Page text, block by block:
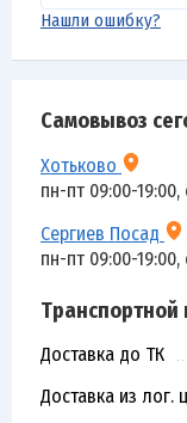
Самовывоз
Хотьково
пн-пт 09:00-
Сергиев Посад
пн-пт 09:00-
Транспортной
Доставка до ТК
Доставка из лог.
Нашли ошибку?